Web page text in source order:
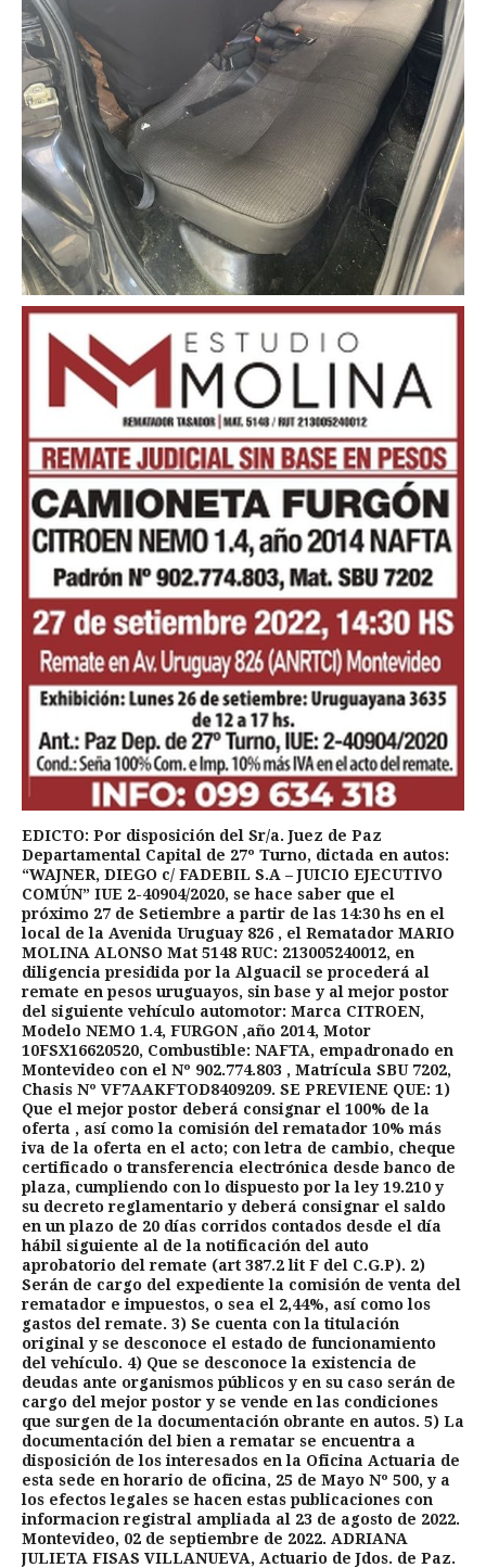
EDICTO: Por disposición del Sr/a. Juez de Paz
Departamental Capital de 27º Turno, dictada en autos:
“WAJNER, DIEGO c/ FADEBIL S.A – JUICIO EJECUTIVO
COMÚN” IUE 2-40904/2020, se hace saber que el
próximo 27 de Setiembre a partir de las 14:30 hs en el
local de la Avenida Uruguay 826 , el Rematador MARIO
MOLINA ALONSO Mat 5148 RUC: 213005240012, en
diligencia presidida por la Alguacil se procederá al
remate en pesos uruguayos, sin base y al mejor postor
del siguiente vehículo automotor: Marca CITROEN,
Modelo NEMO 1.4, FURGON ,año 2014, Motor
10FSX16620520, Combustible: NAFTA, empadronado en
Montevideo con el Nº 902.774.803 , Matrícula SBU 7202,
Chasis Nº VF7AAKFTOD8409209. SE PREVIENE QUE: 1)
Que el mejor postor deberá consignar el 100% de la
oferta , así como la comisión del rematador 10% más
iva de la oferta en el acto; con letra de cambio, cheque
certificado o transferencia electrónica desde banco de
plaza, cumpliendo con lo dispuesto por la ley 19.210 y
su decreto reglamentario y deberá consignar el saldo
en un plazo de 20 días corridos contados desde el día
hábil siguiente al de la notificación del auto
aprobatorio del remate (art 387.2 lit F del C.G.P). 2)
Serán de cargo del expediente la comisión de venta del
rematador e impuestos, o sea el 2,44%, así como los
gastos del remate. 3) Se cuenta con la titulación
original y se desconoce el estado de funcionamiento
del vehículo. 4) Que se desconoce la existencia de
deudas ante organismos públicos y en su caso serán de
cargo del mejor postor y se vende en las condiciones
que surgen de la documentación obrante en autos. 5) La
documentación del bien a rematar se encuentra a
disposición de los interesados en la Oficina Actuaria de
esta sede en horario de oficina, 25 de Mayo Nº 500, y a
los efectos legales se hacen estas publicaciones con
informacion registral ampliada al 23 de agosto de 2022.
Montevideo, 02 de septiembre de 2022. ADRIANA
JULIETA FISAS VILLANUEVA, Actuario de Jdos. de Paz.